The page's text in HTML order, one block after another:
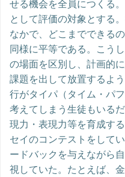
せる機会を全員につくる
として評価の対象とする
なかで、どこまでできる
同様に平等である。こう
の場面を区別し、計画的
課題を出して放置するよ
行がタイパ（タイム・パ
考えてしまう生徒もいる
現力・表現力等を育成す
セイのコンテストをして
ードバックを与えながら
視していた。たとえば、